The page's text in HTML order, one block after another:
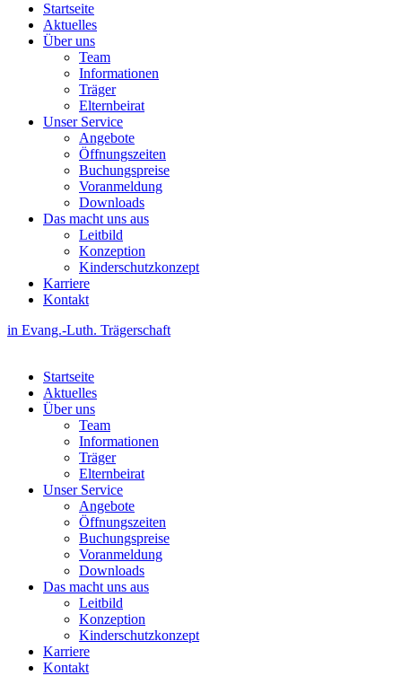
Startseite
Aktuelles
Über uns
Team
Informationen
Träger
Elternbeirat
Unser Service
Angebote
Öffnungszeiten
Buchungspreise
Voranmeldung
Downloads
Das macht uns aus
Leitbild
Konzeption
Kinderschutzkonzept
Karriere
Kontakt
in Evang.-Luth. Trägerschaft
Startseite
Aktuelles
Über uns
Team
Informationen
Träger
Elternbeirat
Unser Service
Angebote
Öffnungszeiten
Buchungspreise
Voranmeldung
Downloads
Das macht uns aus
Leitbild
Konzeption
Kinderschutzkonzept
Karriere
Kontakt